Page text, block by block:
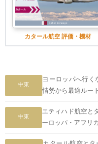
カタール航空 評価・機材
中東
ヨーロッパへ行く
情勢から最適ルート
中東
エティハド航空と
ーロッパ・アフリカ